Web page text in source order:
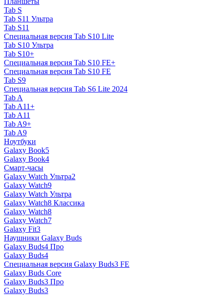
Tab S
Tab S11 Ультра
Tab S11
Специальная версия Tab S10 Lite
Tab S10 Ультра
Tab S10+
Специальная версия Tab S10 FE+
Специальная версия Tab S10 FE
Tab S9
Специальная версия Tab S6 Lite 2024
Tab A
Tab A11+
Tab A11
Tab A9+
Tab A9
Ноутбуки
Galaxy Book5
Galaxy Book4
Смарт-часы
Galaxy Watch Ультра2
Galaxy Watch9
Galaxy Watch Ультра
Galaxy Watch8 Классика
Galaxy Watch8
Galaxy Watch7
Galaxy Fit3
Наушники Galaxy Buds
Galaxy Buds4 Про
Galaxy Buds4
Специальная версия Galaxy Buds3 FE
Galaxy Buds Core
Galaxy Buds3 Про
Galaxy Buds3